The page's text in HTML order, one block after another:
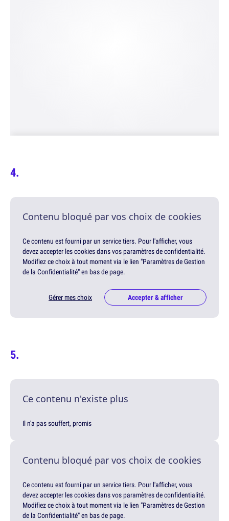
Contenu bloqué par vos choix de cookies
Ce contenu est fourni par un service tiers. Pour l'afficher, vous
devez accepter les cookies dans vos paramètres de confidentialité.
Modifiez ce choix à tout moment via le lien "Paramètres de Gestion
de la Confidentialité" en bas de page.
Gérer mes choix Accepter & afficher
Ce contenu n'existe plus
Il n'a pas souffert, promis
Contenu bloqué par vos choix de cookies
Ce contenu est fourni par un service tiers. Pour l'afficher, vous
devez accepter les cookies dans vos paramètres de confidentialité.
Modifiez ce choix à tout moment via le lien "Paramètres de Gestion
de la Confidentialité" en bas de page.